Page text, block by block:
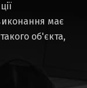
має
об'єкта,